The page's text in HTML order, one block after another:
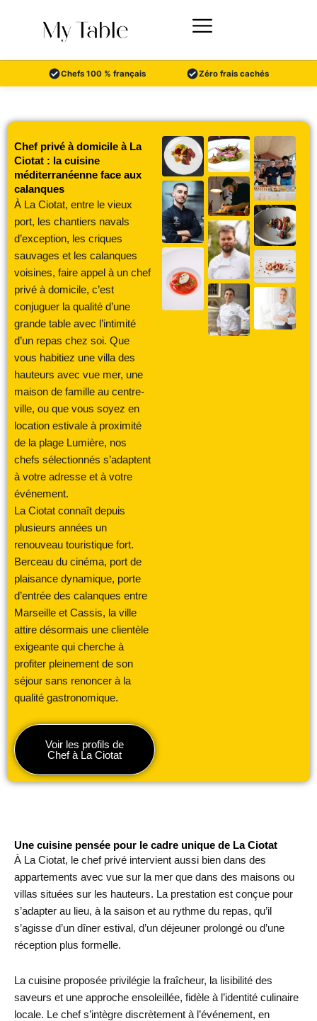
Chefs 100 % français Zéro frais cachés
Chef privé à domicile à La
Ciotat : la cuisine
méditerranéenne face aux
calanques
À La Ciotat, entre le vieux
port, les chantiers navals
d’exception, les criques
sauvages et les calanques
voisines, faire appel à un chef
privé à domicile, c’est
conjuguer la qualité d’une
grande table avec l’intimité
d’un repas chez soi. Que
vous habitiez une villa des
hauteurs avec vue mer, une
maison de famille au centre-
ville, ou que vous soyez en
location estivale à proximité
de la plage Lumière, nos
chefs sélectionnés s’adaptent
à votre adresse et à votre
événement.
La Ciotat connaît depuis
plusieurs années un
renouveau touristique fort.
Berceau du cinéma, port de
plaisance dynamique, porte
d’entrée des calanques entre
Marseille et Cassis, la ville
attire désormais une clientèle
exigeante qui cherche à
profiter pleinement de son
séjour sans renoncer à la
qualité gastronomique.
Voir les profils de
Chef à La Ciotat
Une cuisine pensée pour le cadre unique de La Ciotat
À La Ciotat, le chef privé intervient aussi bien dans des
appartements avec vue sur la mer que dans des maisons ou
villas situées sur les hauteurs. La prestation est conçue pour
s’adapter au lieu, à la saison et au rythme du repas, qu’il
s’agisse d’un dîner estival, d’un déjeuner prolongé ou d’une
réception plus formelle.
La cuisine proposée privilégie la fraîcheur, la lisibilité des
saveurs et une approche ensoleillée, fidèle à l’identité culinaire
locale. Le chef s’intègre discrètement à l’événement, en